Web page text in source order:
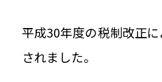
平成30年度の税制改正
されました。